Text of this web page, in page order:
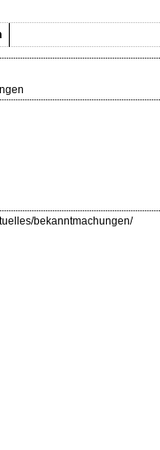
bekanntmachungen/